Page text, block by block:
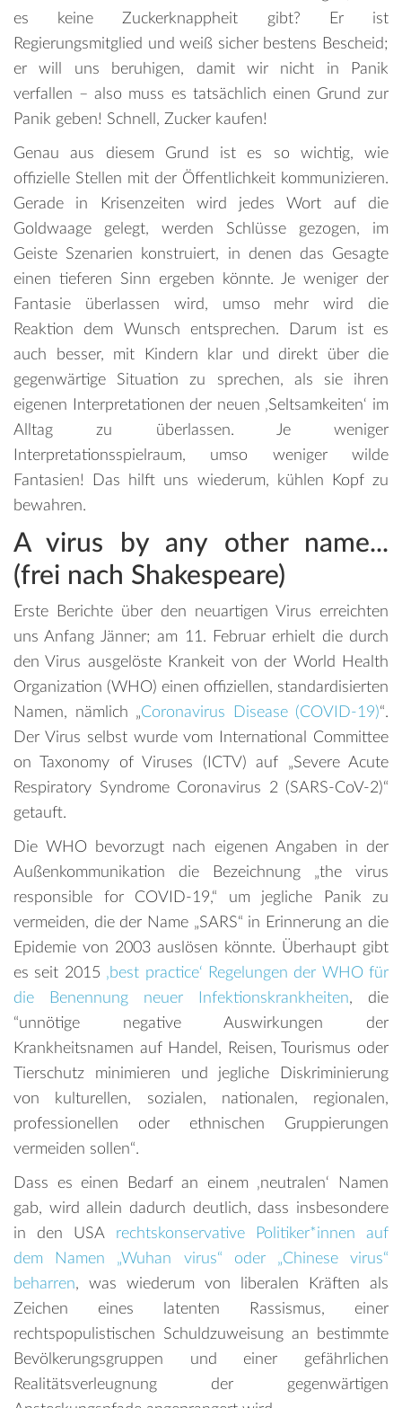
es keine Zuckerknappheit gibt? Er ist
Regierungsmitglied und weiß sicher bestens Bescheid;
er will uns beruhigen, damit wir nicht in Panik
verfallen – also muss es tatsächlich einen Grund zur
Panik geben! Schnell, Zucker kaufen!
Genau aus diesem Grund ist es so wichtig, wie
offizielle Stellen mit der Öffentlichkeit kommunizieren.
Gerade in Krisenzeiten wird jedes Wort auf die
Goldwaage gelegt, werden Schlüsse gezogen, im
Geiste Szenarien konstruiert, in denen das Gesagte
einen tieferen Sinn ergeben könnte. Je weniger der
Fantasie überlassen wird, umso mehr wird die
Reaktion dem Wunsch entsprechen. Darum ist es
auch besser, mit Kindern klar und direkt über die
gegenwärtige Situation zu sprechen, als sie ihren
eigenen Interpretationen der neuen ‚Seltsamkeiten‘ im
Alltag zu überlassen. Je weniger
Interpretationsspielraum, umso weniger wilde
Fantasien! Das hilft uns wiederum, kühlen Kopf zu
bewahren.
A virus by any other name...
(frei nach Shakespeare)
Erste Berichte über den neuartigen Virus erreichten
uns Anfang Jänner; am 11. Februar erhielt die durch
den Virus ausgelöste Krankeit von der World Health
Organization (WHO) einen offiziellen, standardisierten
Namen, nämlich „Coronavirus Disease (COVID-19)“.
Der Virus selbst wurde vom International Committee
on Taxonomy of Viruses (ICTV) auf „Severe Acute
Respiratory Syndrome Coronavirus 2 (SARS-CoV-2)“
getauft.
Die WHO bevorzugt nach eigenen Angaben in der
Außenkommunikation die Bezeichnung „the virus
responsible for COVID-19,“ um jegliche Panik zu
vermeiden, die der Name „SARS“ in Erinnerung an die
Epidemie von 2003 auslösen könnte. Überhaupt gibt
es seit 2015 ‚best practice‘ Regelungen der WHO für
die Benennung neuer Infektionskrankheiten, die
“unnötige negative Auswirkungen der
Krankheitsnamen auf Handel, Reisen, Tourismus oder
Tierschutz minimieren und jegliche Diskriminierung
von kulturellen, sozialen, nationalen, regionalen,
professionellen oder ethnischen Gruppierungen
vermeiden sollen“.
Dass es einen Bedarf an einem ‚neutralen‘ Namen
gab, wird allein dadurch deutlich, dass insbesondere
in den USA rechtskonservative Politiker*innen auf
dem Namen „Wuhan virus“ oder „Chinese virus“
beharren, was wiederum von liberalen Kräften als
Zeichen eines latenten Rassismus, einer
rechtspopulistischen Schuldzuweisung an bestimmte
Bevölkerungsgruppen und einer gefährlichen
Realitätsverleugnung der gegenwärtigen